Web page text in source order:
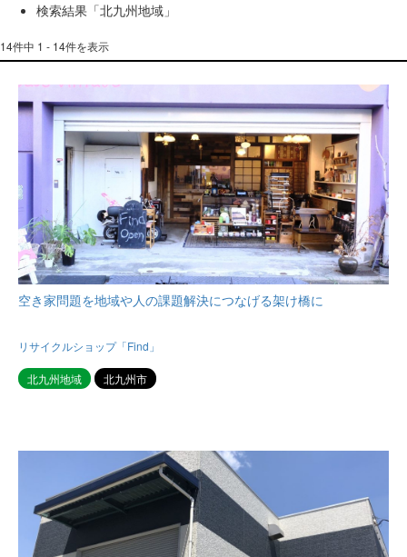
検索結果「北九州地域」
14件中 1 - 14件を表示
空き家問題を地域や人の課題解決につなげる架け橋に
リサイクルショップ「Find」
北九州地域 北九州市